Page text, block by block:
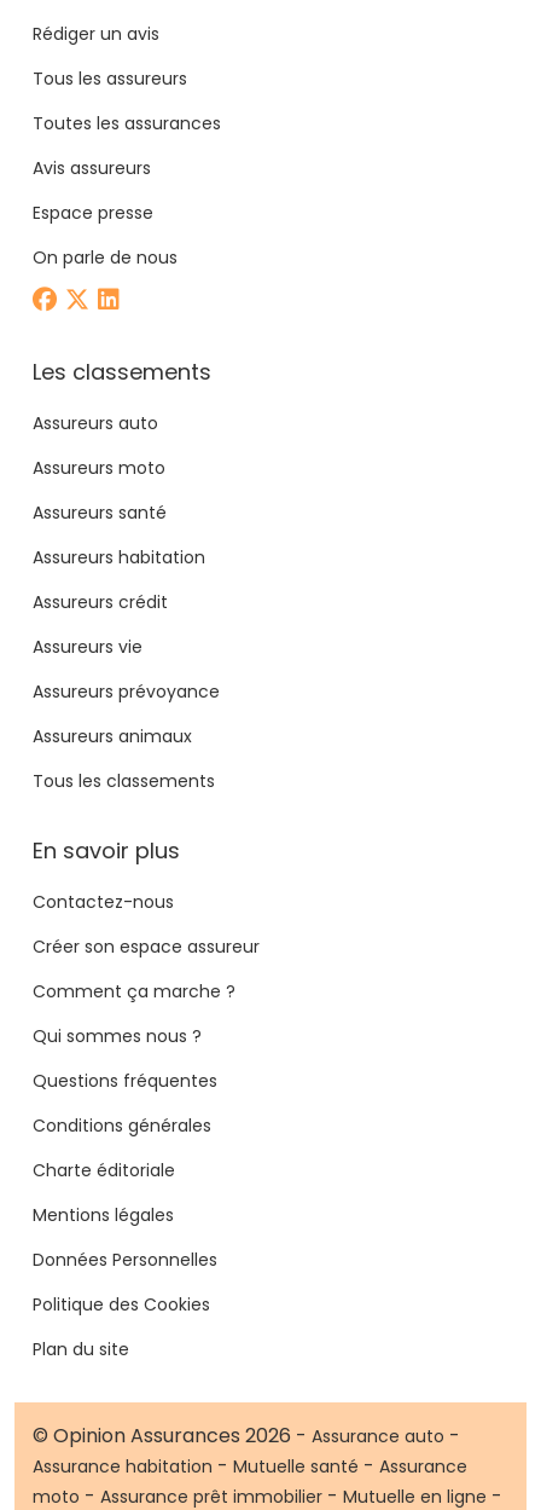
Rédiger un avis
Tous les assureurs
Toutes les assurances
Avis assureurs
Espace presse
On parle de nous
Les classements
Assureurs auto
Assureurs moto
Assureurs santé
Assureurs habitation
Assureurs crédit
Assureurs vie
Assureurs prévoyance
Assureurs animaux
Tous les classements
En savoir plus
Contactez-nous
Créer son espace assureur
Comment ça marche ?
Qui sommes nous ?
Questions fréquentes
Conditions générales
Charte éditoriale
Mentions légales
Données Personnelles
Politique des Cookies
Plan du site
© Opinion Assurances 2026 - Assurance auto -
Assurance habitation - Mutuelle santé - Assurance
moto - Assurance prêt immobilier - Mutuelle en ligne -